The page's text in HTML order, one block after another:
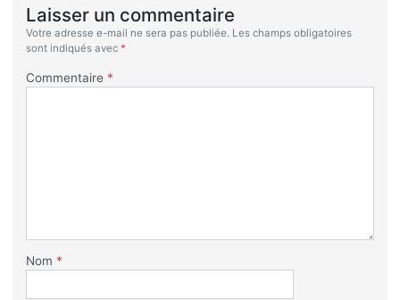
Laisser un commentaire
Votre adresse e-mail ne sera pas publiée. Les champs obligatoires
sont indiqués avec *
Commentaire *
Nom *